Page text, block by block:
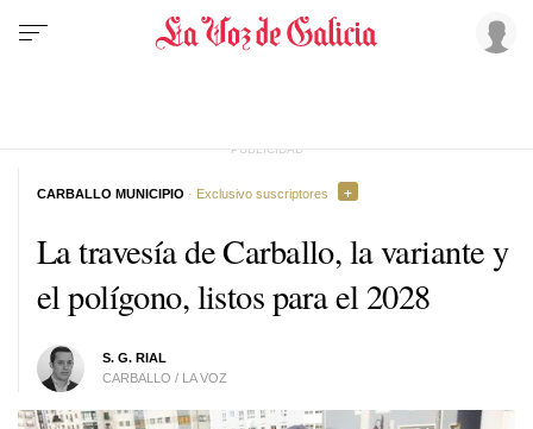
La travesía de Carballo, la variante y
el polígono, listos para el 2028
S. G. RIAL
CARBALLO / LA VOZ
CARBALLO MUNICIPIO · Exclusivo suscriptores